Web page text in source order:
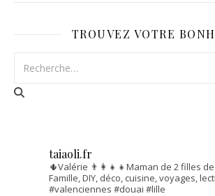
TROUVEZ VOTRE
taiaoli.fr
🌵Valérie 👨‍👩‍👧‍👧Maman de 2 filles
Famille, DIY, déco, cuisine, voyages,
#valenciennes #douai #lille